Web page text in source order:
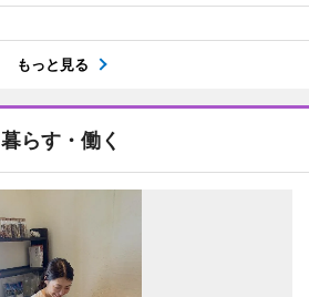
もっと見る
暮らす・働く